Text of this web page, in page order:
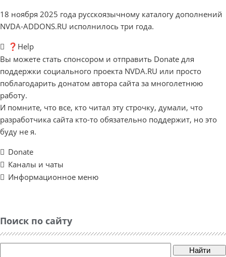
18 ноября 2025 года русскоязычному каталогу дополнений
NVDA-ADDONS.RU исполнилось три года.
❓Help
Вы можете стать спонсором и отправить Donate для
поддержки социального проекта NVDA.RU или просто
поблагодарить донатом автора сайта за многолетнюю
работу.
И помните, что все, кто читал эту строчку, думали, что
разработчика сайта кто-то обязательно поддержит, но это
буду не я.
Donate
Каналы и чаты
Информационное меню
Поиск по сайту
Найти